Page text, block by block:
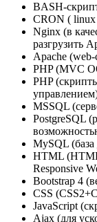
BASH-
CRON ( linux
Nginx (в
разгрузить
Apache (web-
PHP (MVC
PHP
MSSQL
PostgreSQL
MySQL
HTML
Responsive
Bootstrap 4
CSS
JavaScript
Ajax (для